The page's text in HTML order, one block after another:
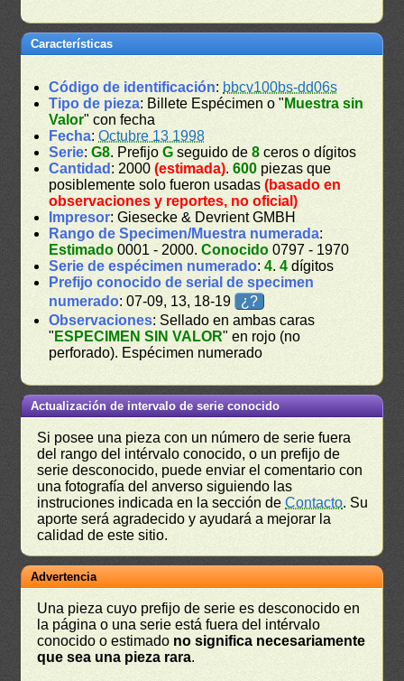
Características
Código de identificación: bbcv100bs-dd06s
Tipo de pieza: Billete Espécimen o " Muestra sin
Valor" con fecha
Fecha:Octubre 13 1998
Serie:G8. PrefijoG seguido de8 ceros o dígitos
Cantidad : 2000(estimada).600 piezas que
posiblemente solo fueron usadas(basado en
observaciones y reportes, no oficial)
Impresor: Giesecke & Devrient GMBH
Rango de Specimen/Muestra numerada:
Estimado 0001 - 2000.Conocido 0797 - 1970
Serie de espécimen numerado:4.4 dígitos
Prefijo conocido de serial de specimen
numerado: 07-09, 13, 18-19
¿?
Observaciones: Sellado en ambas caras
" ESPECIMEN SIN VALOR" en rojo (no
perforado). Espécimen numerado
Actualización de intervalo de serie conocido
Si posee una pieza con un número de serie fuera
del rango del intérvalo conocido, o un prefijo de
serie desconocido, puede enviar el comentario con
una fotografía del anverso siguiendo las
instruciones indicada en la sección deContacto. Su
aporte será agradecido y ayudará a mejorar la
calidad de este sitio.
Advertencia
Una pieza cuyo prefijo de serie es desconocido en
la página o una serie está fuera del intérvalo
conocido o estimado no significa necesariamente
que sea una pieza rara.